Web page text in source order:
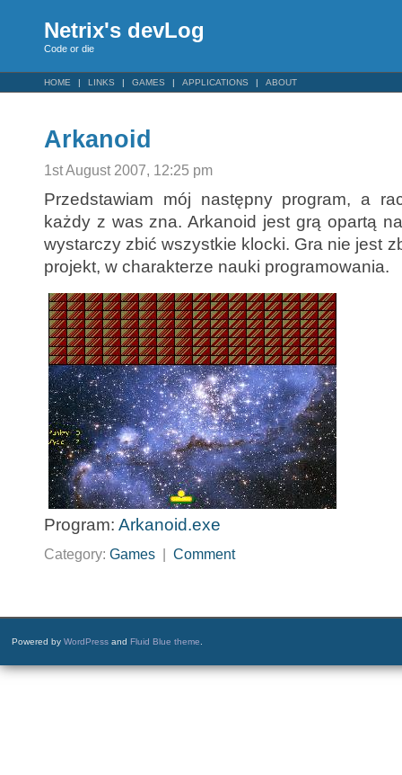
Netrix's devLog
Code or die
HOME LINKS GAMES APPLICATIONS ABOUT
Arkanoid
1st August 2007, 12:25 pm
Przedstawiam mój następny program, a
każdy z was zna. Arkanoid jest grą opartą
wystarczy zbić wszystkie klocki. Gra nie jest
projekt, w charakterze nauki programowania.
Program: Arkanoid.exe
Category: Games Comment
Powered by WordPress and Fluid Blue theme